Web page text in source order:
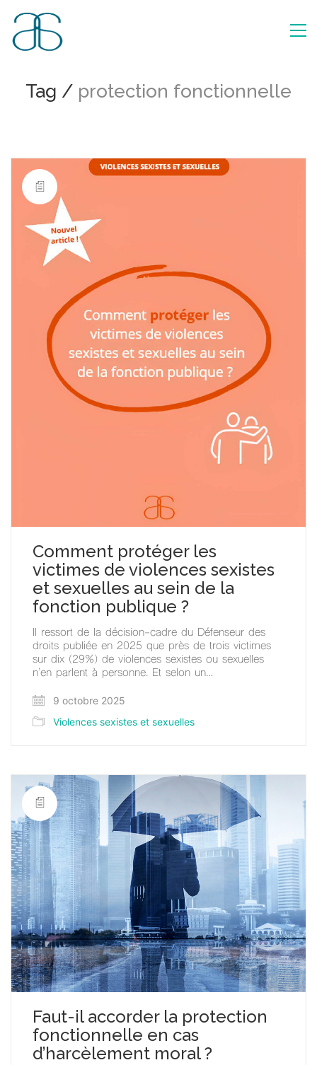
Tag / protection fonctionnelle
Comment protéger les
victimes de violences sexistes
et sexuelles au sein de la
fonction publique ?
Il ressort de la décision-cadre du Défenseur des
droits publiée en 2025 que près de trois victimes
sur dix (29%) de violences sexistes ou sexuelles
n’en parlent à personne. Et selon un…
9 octobre 2025
Violences sexistes et sexuelles
Faut-il accorder la protection
fonctionnelle en cas
d’harcèlement moral ?